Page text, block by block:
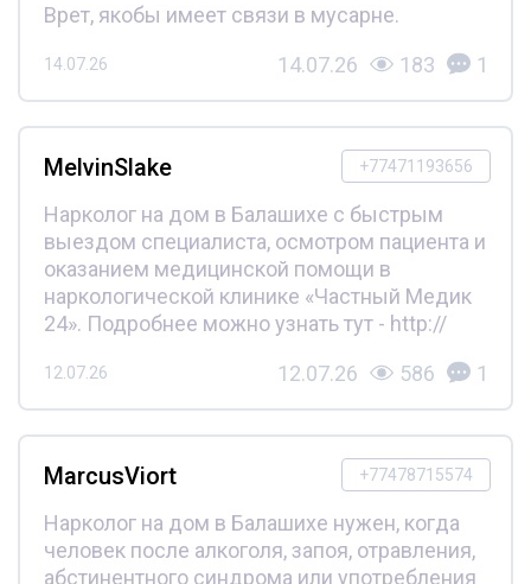
Врет, якобы имеет связи в мусарне.
14.07.26 14.07.26 183 1
+77471193656
MelvinSlake
Нарколог на дом в Балашихе с быстрым
выездом специалиста, осмотром пациента и
оказанием медицинской помощи в
наркологической клинике «Частный Медик
24». Подробнее можно узнать тут - http://
12.07.26 12.07.26 586 1
+77478715574
MarcusViort
Нарколог на дом в Балашихе нужен, когда
человек после алкоголя, запоя, отравления,
абстинентного синдрома или употребления